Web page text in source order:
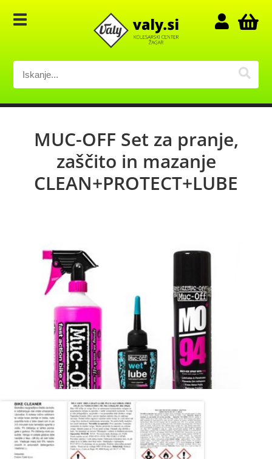
MUC-OFF Set za pranje,
zaščito in mazanje
CLEAN+PROTECT+LUBE